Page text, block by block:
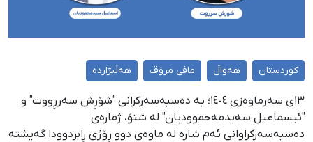
کوردستان هەواڵ مافی مرۆڤ هەڵبژاردە
١٣ی سەرماوەزی ١٤٠٤؛ بە دەسبەسەرکرانی "شۆڕش سەرڕووت" و
"ئیسماعیل سەیدمەحموودیان" لە شنۆ، ژمارەی
دەسبەسەرکراوانی ئەم شارە لە ماوەی دوو ڕۆژی ڕابردوودا گەیشتە